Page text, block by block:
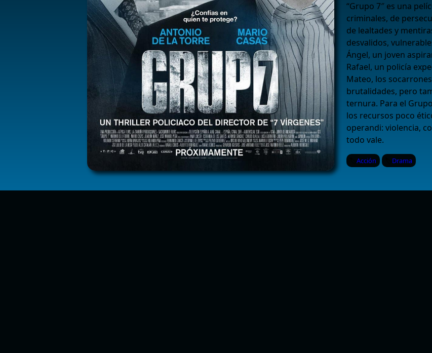
“Grupo 7″ es una
criminales, de
de lealtades y
desvalidos,
Ángel, un joven
Rafael, un policía
Mateo, los
brutalidades, pero
ternura. Para el
los recursos poco
operandi: violencia,
todo vale.
Acción Drama